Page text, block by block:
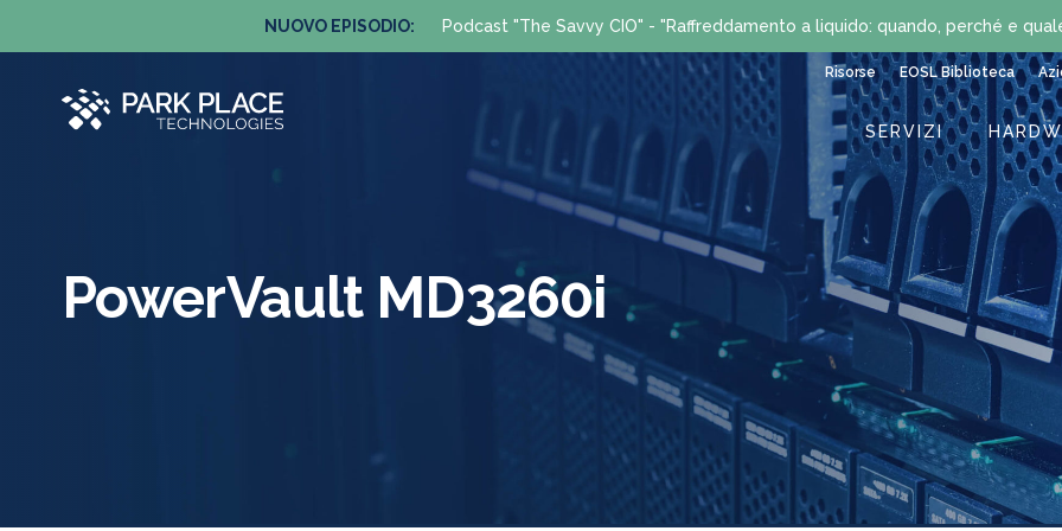
NUOVO EPISODIO: Podcast "The Savvy CIO" - "Raffreddamento a liquido: quando, perché e
Risorse EOSL Biblioteca
SERVIZI
PowerVault MD3260i